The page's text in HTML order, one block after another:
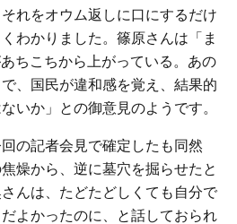
れをオウム返しに口にするだけ
わかりました。篠原さんは「ま
ちこちから上がっている。あの
、国民が違和感を覚え、結果的
いか」との御意見のようです。
の記者会見で確定したも同然
燥から、逆に墓穴を掘らせたと
んは、たどたどしくても自分で
よかったのに、と話しておられ